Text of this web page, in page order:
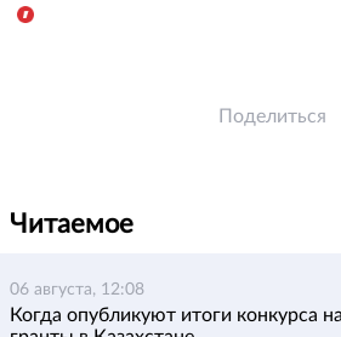
Поделиться
Читаемое
06 августа, 12:08
Когда опубликуют итоги конкурса